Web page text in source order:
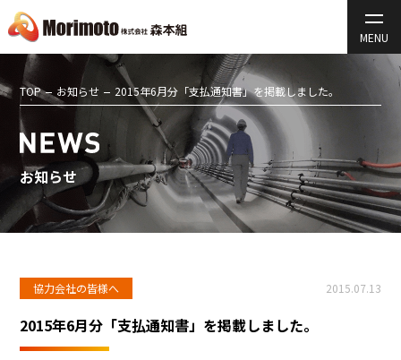
TOP お知らせ 2015年6月分「支払通知書」を掲載しました。
お知らせ
協力会社の皆様へ 2015.07.13
2015年6月分「支払通知書」を掲載しました。